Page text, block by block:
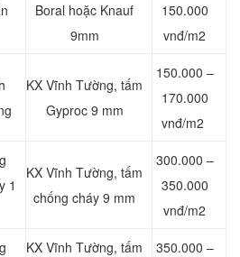
Boral hoặc Knauf
9mm
150.000
vnđ/m2
KX Vĩnh Tường, tấm
Gyproc 9 mm
150.000 –
170.000
vnđ/m2
1
KX Vĩnh Tường, tấm
chống cháy 9 mm
300.000 –
350.000
vnđ/m2
KX Vĩnh Tường, tấm
350.000 –